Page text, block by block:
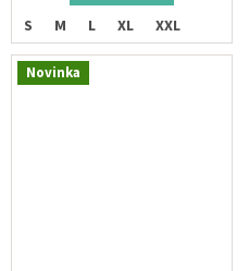
S M L XL XXL
Novinka